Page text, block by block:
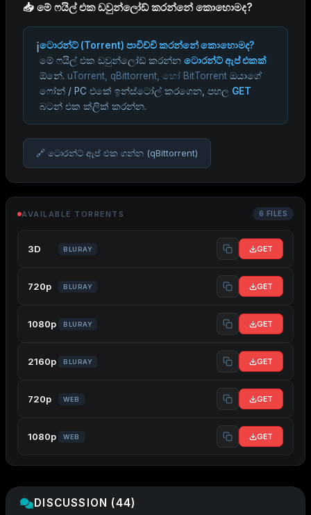
📥 මේ ෆයිල් එක ඩවුන්ලෝඩ් කරන්නේ කොහොමද?
ℹ️ටොරන්ට් (Torrent) පාවිච්චි කරන්නේ කොහොමද?
මේ ෆයිල් එක ඩවුන්ලෝඩ් කරන්න ටොරන්ට් ඇප් එකක්
ඕනේ. uTorrent, qBittorrent, හෝ BitTorrentඔයාගේ
ෆෝන් / PC එකේ ඉන්ස්ටෝල් කරගෙන, පහල GET
බටන් එක ක්ලික් කරන්න.
🔗 ටොරන්ට් ඇප් එක ගන්න (qBittorrent)
AVAILABLE TORRENTS 6 FILES
3D BLURAY GET
720p BLURAY GET
1080p BLURAY GET
2160p BLURAY GET
720p WEB GET
1080p WEB GET
DISCUSSION (44)